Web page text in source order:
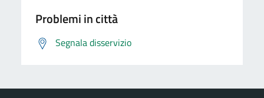
Problemi in città
Segnala disservizio